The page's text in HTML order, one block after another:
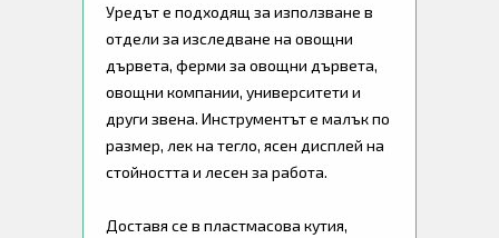
Уредът е подходящ за използване в
отдели за изследване на овощни
дървета, ферми за овощни дървета,
овощни компании, университети и
други звена. Инструментът е малък по
размер, лек на тегло, ясен дисплей на
стойността и лесен за работа.
Доставя се в пластмасова кутия,